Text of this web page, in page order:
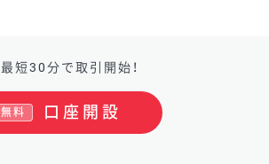
最短30分で取引開始！
口座開設
無料